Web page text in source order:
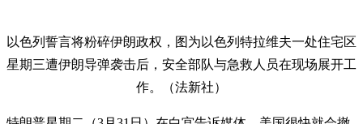
以色列誓言将粉碎伊朗政权，图为以色列特拉维夫一处住宅区
星期三遭伊朗导弹袭击后，安全部队与急救人员在现场展开工
作。（法新社）